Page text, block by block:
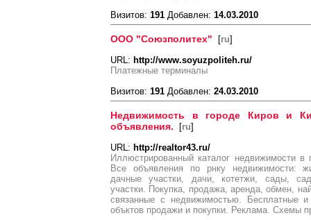
Визитов: 191 Добавлен: 14.03.2010
ООО "Союзполитех" [ru]
URL: http://www.soyuzpoliteh.ru/
Платежные терминалы
Визитов: 191 Добавлен: 24.03.2010
Недвижимость в городе Киров и
объявления. [ru]
URL: http://realtor43.ru/
Иллюстрированный каталог недвижимости в
Все объявления по рнку недвижимости:
дачные участки, дачи, котетжи, сады,
участки. Покупка, продажа, аренда, обмен,
связанные с недвижимостью. Бесплатные
объктов продажи и покупки. Реклама. Схемы